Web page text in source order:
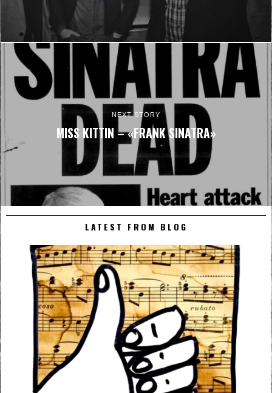
NEXT STORY
MISS KITTIN – «FRANK SINATRA»
LATEST FROM BLOG